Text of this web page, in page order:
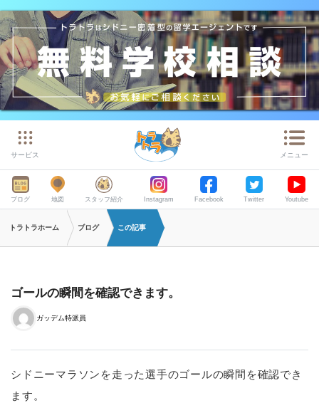
サービス メニュー
ブログ 地図 スタッフ紹介 Instagram Facebook Twitter Youtube
トラトラホーム ブログ この記事
ゴールの瞬間を確認できます。
ガッデム特派員
シドニーマラソンを走った選手のゴールの瞬間を確認でき
ます。